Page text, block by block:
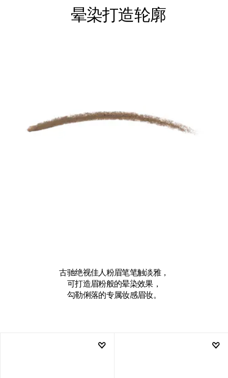
晕染打造轮廓
古驰绝视佳人粉眉笔笔触淡雅，
可打造眉粉般的晕染效果，
勾勒俐落的专属妆感眉妆。